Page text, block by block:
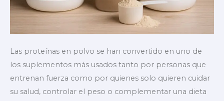
Las proteínas en polvo se han convertido en uno de
los suplementos más usados tanto por personas que
entrenan fuerza como por quienes solo quieren cuidar
su salud, controlar el peso o complementar una dieta